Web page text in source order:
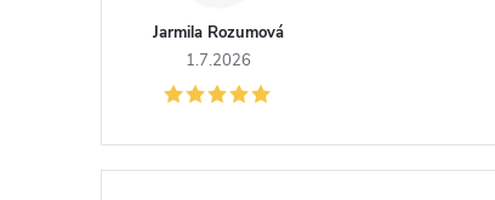
Jarmila Rozumová
1.7.2026